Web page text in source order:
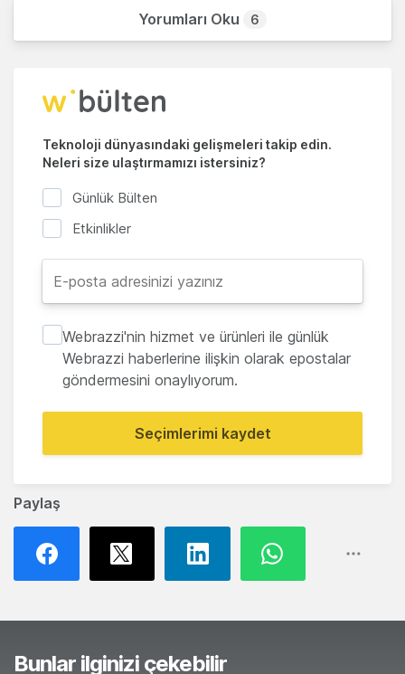
Paylaş
Yorumları Oku 6
Teknoloji dünyasındaki gelişmeleri takip edin.
Neleri size ulaştırmamızı istersiniz?
Günlük Bülten
Etkinlikler
Webrazzi'nin hizmet ve ürünleri ile günlük
Webrazzi haberlerine ilişkin olarak epostalar
göndermesini onaylıyorum.
Seçimlerimi kaydet
Bunlar ilginizi çekebilir